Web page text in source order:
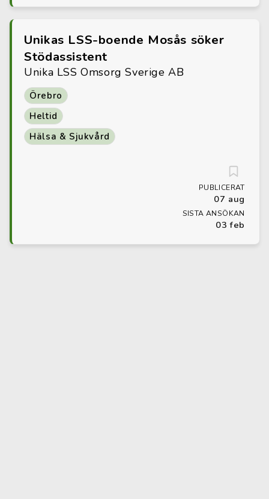
Unikas LSS-boende Mosås söker
Stödassistent
Unika LSS Omsorg Sverige AB
Örebro
Heltid
Hälsa & Sjukvård
PUBLICERAT
07 aug
SISTA ANSÖKAN
03 feb